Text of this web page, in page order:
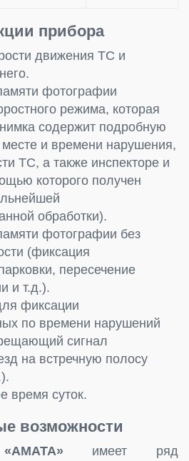
прибора
движения ТС и
фотографии
режима, которая
содержит подробную
и времени нарушения,
ТС, а также инспекторе и
которого получен
обработки).
фотографии без
(фиксация
пересечение
и т.д.).
фиксации
по времени нарушений
сигнал
на встречную полосу
время суток.
возможности
«AMATA»имеет ряд